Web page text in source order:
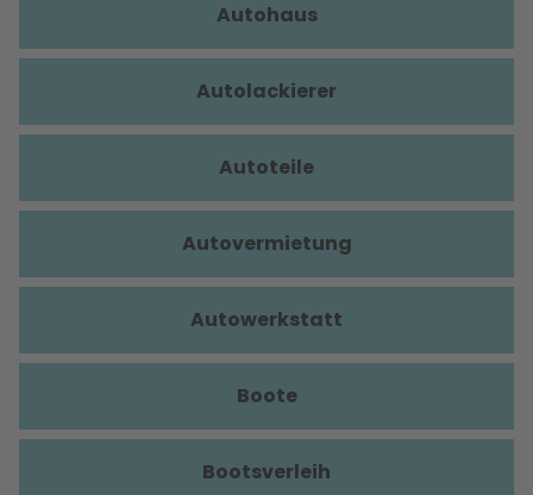
Autohaus
Autolackierer
Autoteile
Autovermietung
Autowerkstatt
Boote
Bootsverleih